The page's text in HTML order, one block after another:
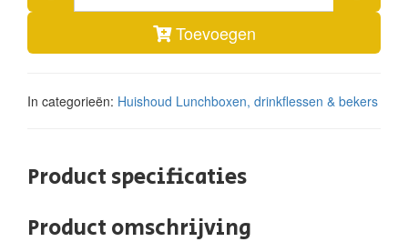
Toevoegen
In categorieën: Huishoud Lunchboxen, drinkflessen & bekers
Product specificaties
Product omschrijving